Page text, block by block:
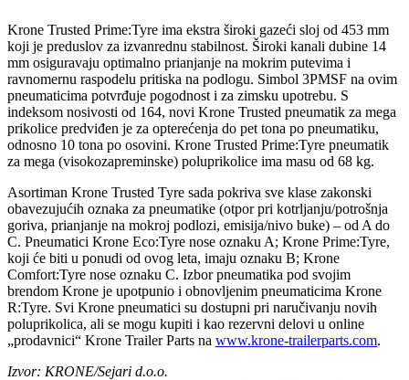
Krone Trusted Prime:Tyre ima ekstra široki gazeći sloj od 453 mm
koji je preduslov za izvanrednu stabilnost. Široki kanali dubine 14
mm osiguravaju optimalno prianjanje na mokrim putevima i
ravnomernu raspodelu pritiska na podlogu. Simbol 3PMSF na ovim
pneumaticima potvrđuje pogodnost i za zimsku upotrebu. S
indeksom nosivosti od 164, novi Krone Trusted pneumatik za mega
prikolice predviđen je za opterećenja do pet tona po pneumatiku,
odnosno 10 tona po osovini. Krone Trusted Prime:Tyre pneumatik
za mega (visokozapreminske) poluprikolice ima masu od 68 kg.
Asortiman Krone Trusted Tyre sada pokriva sve klase zakonski
obavezujućih oznaka za pneumatike (otpor pri kotrljanju/potrošnja
goriva, prianjanje na mokroj podlozi, emisija/nivo buke) – od A do
C. Pneumatici Krone Eco:Tyre nose oznaku A; Krone Prime:Tyre,
koji će biti u ponudi od ovog leta, imaju oznaku B; Krone
Comfort:Tyre nose oznaku C. Izbor pneumatika pod svojim
brendom Krone je upotpunio i obnovljenim pneumaticima Krone
R:Tyre. Svi Krone pneumatici su dostupni pri naručivanju novih
poluprikolica, ali se mogu kupiti i kao rezervni delovi u online
„prodavnici“ Krone Trailer Parts na www.krone-trailerparts.com.
Izvor: KRONE/Sejari d.o.o.